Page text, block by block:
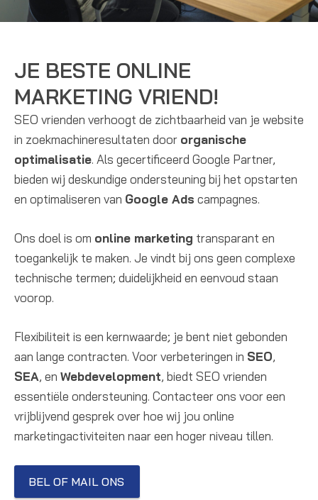
JE BESTE ONLINE
MARKETING VRIEND!
SEO vrienden verhoogt de zichtbaarheid van je website
in zoekmachineresultaten door organische
optimalisatie. Als gecertificeerd Google Partner,
bieden wij deskundige ondersteuning bij het opstarten
en optimaliseren van Google Ads campagnes.
Ons doel is om online marketing transparant en
toegankelijk te maken. Je vindt bij ons geen complexe
technische termen; duidelijkheid en eenvoud staan
voorop.
Flexibiliteit is een kernwaarde; je bent niet gebonden
aan lange contracten. Voor verbeteringen in SEO,
SEA, en Webdevelopment, biedt SEO vrienden
essentiële ondersteuning. Contacteer ons voor een
vrijblijvend gesprek over hoe wij jou online
marketingactiviteiten naar een hoger niveau tillen.
BEL OF MAIL ONS